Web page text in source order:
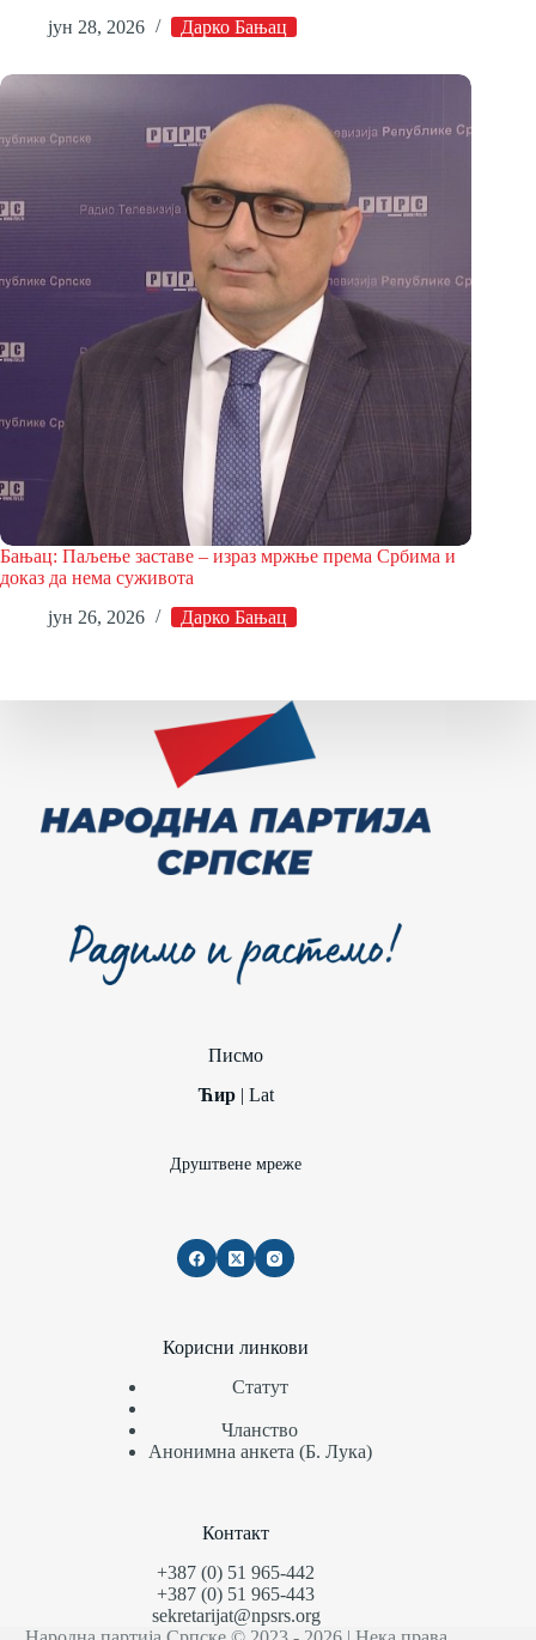
јун 28, 2026
Дарко Бањац
Бањац: Паљење заставе – израз мржње према Србима и
доказ да нема суживота
јун 26, 2026
Дарко Бањац
Писмо
Ћир| Lat
Друштвене мреже
Корисни линкови
Статут
Чланство
Анонимна анкета (Б. Лука)
Контакт
+387 (0) 51 965-442
+387 (0) 51 965-443
sekretarijat@npsrs.org